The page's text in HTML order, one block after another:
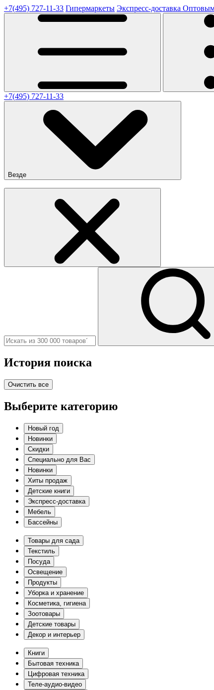
+7(495) 727-11-33 Гипермаркеты Экспресс-доставка
+7(495) 727-11-33
Везде
История поиска
Очистить все
Выберите категорию
Новый год
Новинки
Скидки
Специально для Вас
Новинки
Хиты продаж
Детские книги
Экспресс-доставка
Мебель
Бассейны
Товары для сада
Текстиль
Посуда
Освещение
Продукты
Уборка и хранение
Косметика, гигиена
Зоотовары
Детские товары
Декор и интерьер
Книги
Бытовая техника
Цифровая техника
Теле-аудио-видео